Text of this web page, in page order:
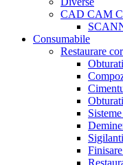
CAD CAM
Consumabile
Restaurare
Sigilanti